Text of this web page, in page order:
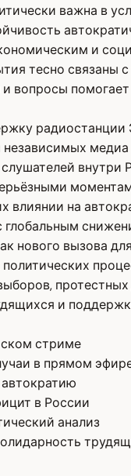
важна в
и
тесно связаны
вопросы
радиостанции
внутри
влиянии на
нового вызова
и
стриме
в прямом
в России
анализ